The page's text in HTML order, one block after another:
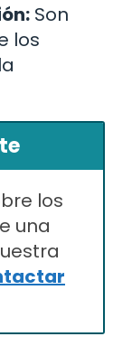
Son
los
los
una